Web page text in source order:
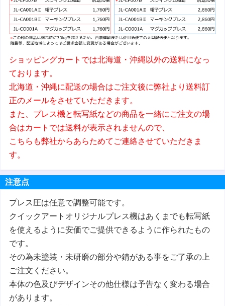
ショッピングカートでは北海道・沖縄以外の送料になっ
ております。
北海道・沖縄に配送の場合はご注文後に弊社より送料訂
正のメールをさせていただきます。
また、プレス機と転写紙などの商品を一緒にご注文の場
合はカートでは送料が表示されませんので、
こちらも弊社からあらためてご連絡させていただきま
す。
注意点
プレス圧は任意で調整可能です。
クイックアートオリジナルプレス機はあくまでも転写紙
を使えるように安価でご提供できるように作られたもの
です。
その為未塗装・未研磨の部分や錆がある事をご了承の上
ご注文ください。
本体の色及びデザインその他仕様は予告なく変わる場合
があります。